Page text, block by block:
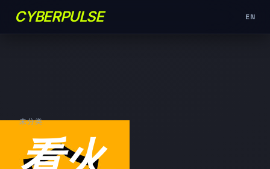
CYBERPULSE EN
未分类